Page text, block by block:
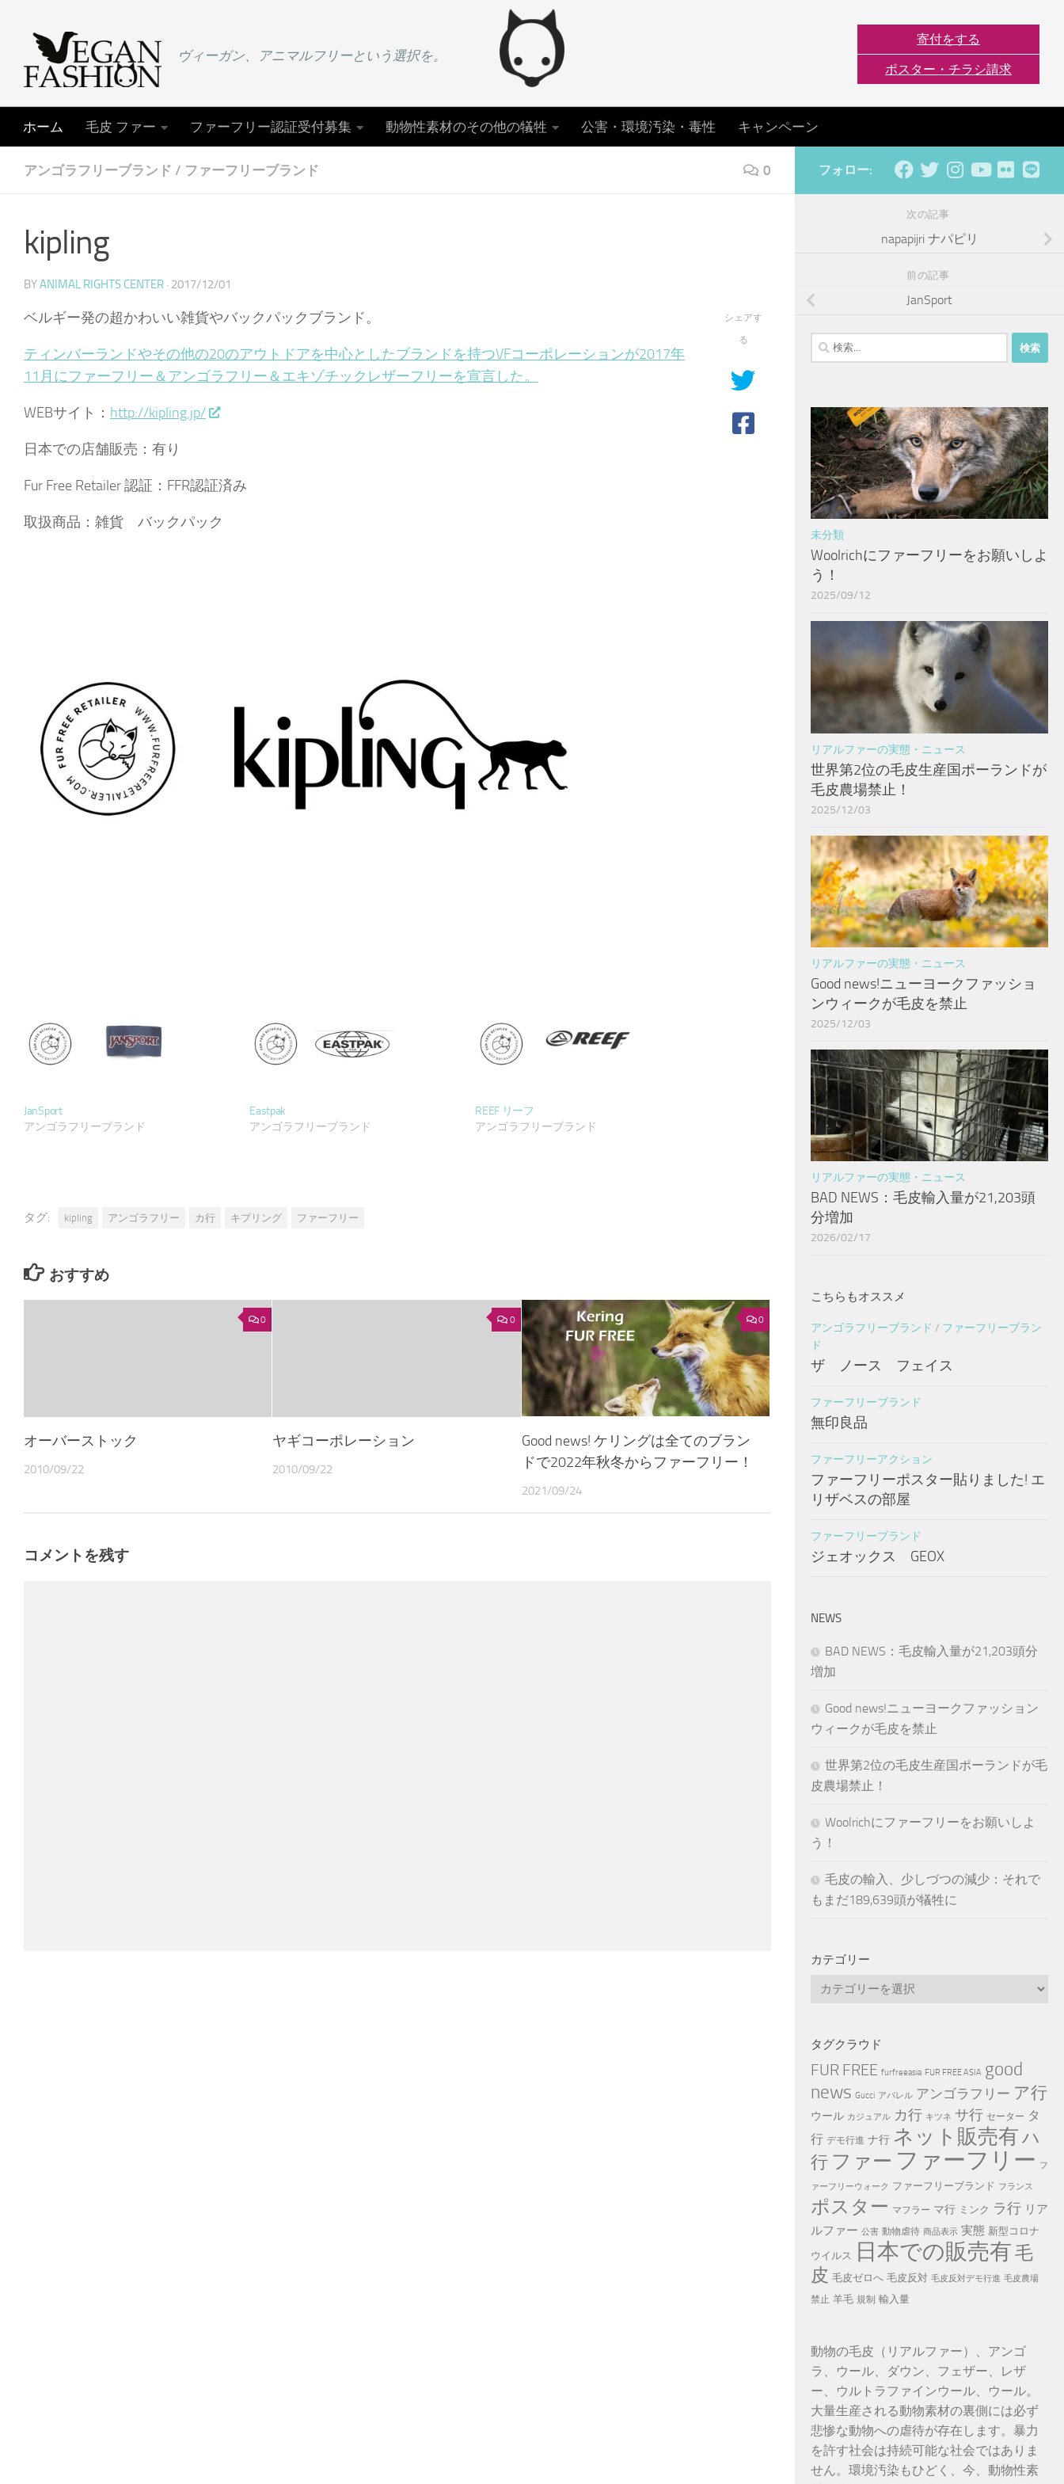
ヴィーガン、アニマルフリーという選択を。
寄付をする
ポスター・チラシ請求
ホーム 毛皮 ファー ファーフリー認証受付募集 動物性素材のその他の犠牲 公害・環境汚染・毒性 キャンペーン
アンゴラフリーブランド / ファーフリーブランド 0
kipling
BYANIMAL RIGHTS CENTER · 2017/12/01
ベルギー発の超かわいい雑貨やバックパックブランド。
ティンバーランドやその他の20のアウトドアを中心としたブランドを持つVFコーポレーションが2017年
11月にファーフリー＆アンゴラフリー＆エキゾチックレザーフリーを宣言した。
WEBサイト： http://kipling.jp/
日本での店舗販売：有り
Fur Free Retailer 認証：FFR認証済み
取扱商品：雑貨 バックパック
JanSport
アンゴラフリーブランド
Eastpak
アンゴラフリーブランド
REEF リーフ
アンゴラフリーブランド
シェアす
る
タグ: kipling アンゴラフリー カ行 キプリング ファーフリー
おすすめ
0
オーバーストック
2010/09/22
0
ヤギコーポレーション
2010/09/22
0
Good news! ケリングは全てのブラン
ドで2022年秋冬からファーフリー！
2021/09/24
コメントを残す
フォロー:
次の記事
napapijri ナパピリ
前の記事
JanSport
検
索:
未分類
Woolrichにファーフリーをお願いしよ
う！
2025/09/12
リアルファーの実態・ニュース
世界第2位の毛皮生産国ポーランドが
毛皮農場禁止！
2025/12/03
リアルファーの実態・ニュース
Good news!ニューヨークファッショ
ンウィークが毛皮を禁止
2025/12/03
リアルファーの実態・ニュース
BAD NEWS：毛皮輸入量が21,203頭
分増加
2026/02/17
こちらもオススメ
アンゴラフリーブランド / ファーフリーブラン
ド
ザ ノース フェイス
ファーフリーブランド
無印良品
ファーフリーアクション
ファーフリーポスター貼りました! エ
リザベスの部屋
ファーフリーブランド
ジェオックス GEOX
NEWS
BAD NEWS：毛皮輸入量が21,203頭分
増加
Good news!ニューヨークファッション
ウィークが毛皮を禁止
世界第2位の毛皮生産国ポーランドが毛
皮農場禁止！
Woolrichにファーフリーをお願いしよ
う！
毛皮の輸入、少しづつの減少：それで
もまだ189,639頭が犠牲に
カテゴリー
カ
リ
ー
タグクラウド
FUR FREE furfreeasia FUR FREE ASIA good
news Gucci アパレル アンゴラフリー ア行
ウール カジュアル カ行 キツネ サ行 セーター タ
行 デモ行進 ナ行 ネット販売有ハ
行 ファー ファーフリー フ
ァーフリーウォーク ファーフリーブランド フランス
ポスター マフラー マ行 ミンク ラ行 リア
ルファー 公害 動物虐待 商品表示 実態 新型コロナ
ウイルス 日本での販売有毛
皮 毛皮ゼロへ 毛皮反対 毛皮反対デモ行進 毛皮農場
禁止 羊毛 規制 輸入量
動物の毛皮（リアルファー）、アンゴ
ラ、ウール、ダウン、フェザー、レザ
ー、ウルトラファインウール、ウール。
大量生産される動物素材の裏側には必ず
悲惨な動物への虐待が存在します。暴力
を許す社会は持続可能な社会ではありま
せん。環境汚染もひどく、今、動物性素